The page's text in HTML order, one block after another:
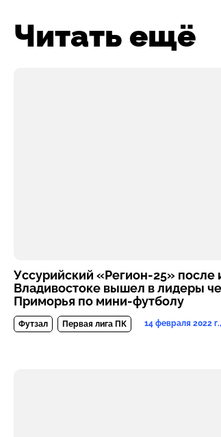
Читать ещё
Уссурийский «Регион-25» после
Владивостоке вышел в лидеры
Приморья по мини-футболу
Футзал Первая лига ПК 14 февраля 2022